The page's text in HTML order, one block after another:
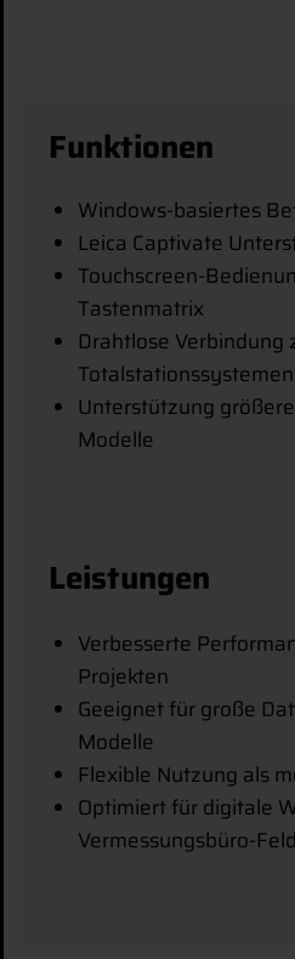
Funktionen
Windows-basiertes
Leica Captivate
Touchscreen-
Tastenmatrix
Drahtlose Verbindung
Totalstationssystemen
Unterstützung
Modelle
Leistungen
Verbesserte
Projekten
Geeignet für große
Modelle
Flexible Nutzung als
Optimiert für digitale
Vermessungsbüro-